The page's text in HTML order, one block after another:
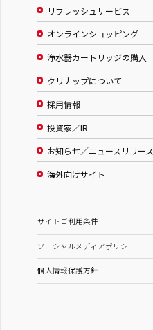
リフレッシュサービス
オンラインショッピング
浄水器カートリッジの購入
クリナップについて
採用情報
投資家／IR
お知らせ／ニュースリリース
海外向けサイト
サイトご利用条件
ソーシャルメディアポリシー
個人情報保護方針